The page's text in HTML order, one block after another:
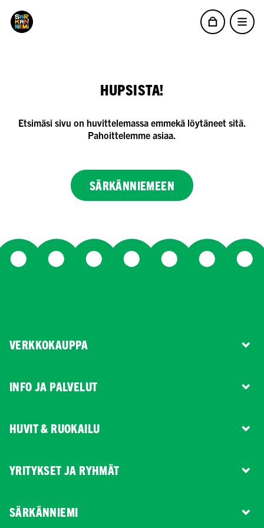
HUPSISTA!
Etsimäsi sivu on huvittelemassa emmekä löytäneet sitä.
Pahoittelemme asiaa.
SÄRKÄNNIEMEEN
VERKKOKAUPPA
INFO JA PALVELUT
HUVIT & RUOKAILU
YRITYKSET JA RYHMÄT
SÄRKÄNNIEMI